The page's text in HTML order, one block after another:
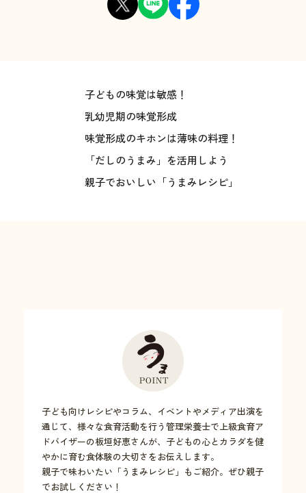
子どもの味覚は敏感！
乳幼児期の味覚形成
味覚形成のキホンは薄味の料理！
「だしのうまみ」を活用しよう
親子でおいしい「うまみレシピ」
子ども向けレシピやコラム、イベントやメディア出演を
通じて、様々な食育活動を行う管理栄養士で上級食育ア
ドバイザーの板垣好恵さんが、子どもの心とカラダを健
やかに育む食体験の大切さをお伝えします。
親子で味わいたい「うまみレシピ」もご紹介。ぜひ親子
でお試しください！